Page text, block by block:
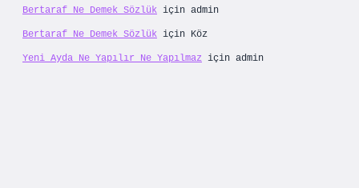
Bertaraf Ne Demek Sözlük için admin
Bertaraf Ne Demek Sözlük için Köz
Yeni Ayda Ne Yapılır Ne Yapılmaz için admin